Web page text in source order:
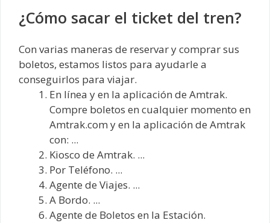
¿Cómo sacar el ticket del tren?
Con varias maneras de reservar y comprar sus
boletos, estamos listos para ayudarle a
conseguirlos para viajar.
En línea y en la aplicación de Amtrak.
Compre boletos en cualquier momento en
Amtrak.com y en la aplicación de Amtrak
con: ...
Kiosco de Amtrak. ...
Por Teléfono. ...
Agente de Viajes. ...
A Bordo. ...
Agente de Boletos en la Estación.